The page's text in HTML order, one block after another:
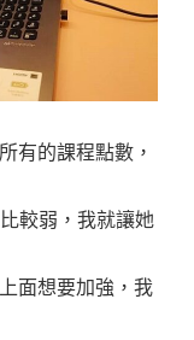
有的課程點數，
較弱，我就讓她
面想要加強，我